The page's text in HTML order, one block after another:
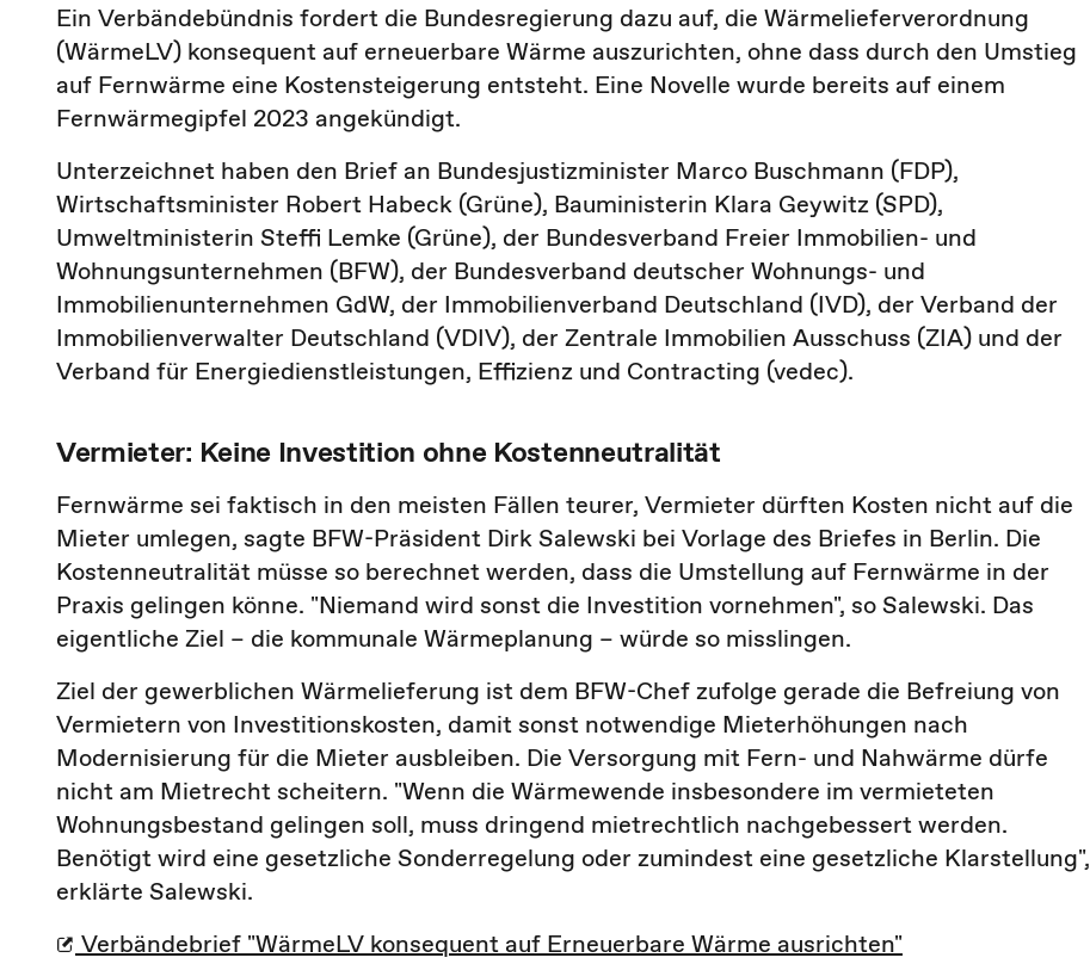
Ein Verbändebündnis fordert die Bundesregierung dazu auf, die Wärmelieferverordnung
(WärmeLV) konsequent auf erneuerbare Wärme auszurichten, ohne dass durch den Umstieg
auf Fernwärme eine Kostensteigerung entsteht. Eine Novelle wurde bereits auf einem
Fernwärmegipfel 2023 angekündigt.
Unterzeichnet haben den Brief an Bundesjustizminister Marco Buschmann (FDP),
Wirtschaftsminister Robert Habeck (Grüne), Bauministerin Klara Geywitz (SPD),
Umweltministerin Steffi Lemke (Grüne), der Bundesverband Freier Immobilien- und
Wohnungsunternehmen (BFW), der Bundesverband deutscher Wohnungs- und
Immobilienunternehmen GdW, der Immobilienverband Deutschland (IVD), der Verband der
Immobilienverwalter Deutschland (VDIV), der Zentrale Immobilien Ausschuss (ZIA) und der
Verband für Energiedienstleistungen, Effizienz und Contracting (vedec).
Vermieter: Keine Investition ohne Kostenneutralität
Fernwärme sei faktisch in den meisten Fällen teurer, Vermieter dürften Kosten nicht auf die
Mieter umlegen, sagte BFW-Präsident Dirk Salewski bei Vorlage des Briefes in Berlin. Die
Kostenneutralität müsse so berechnet werden, dass die Umstellung auf Fernwärme in der
Praxis gelingen könne. "Niemand wird sonst die Investition vornehmen", so Salewski. Das
eigentliche Ziel – die kommunale Wärmeplanung – würde so misslingen.
Ziel der gewerblichen Wärmelieferung ist dem BFW-Chef zufolge gerade die Befreiung von
Vermietern von Investitionskosten, damit sonst notwendige Mieterhöhungen nach
Modernisierung für die Mieter ausbleiben. Die Versorgung mit Fern- und Nahwärme dürfe
nicht am Mietrecht scheitern. "Wenn die Wärmewende insbesondere im vermieteten
Wohnungsbestand gelingen soll, muss dringend mietrechtlich nachgebessert werden.
Benötigt wird eine gesetzliche Sonderregelung oder zumindest eine gesetzliche Klarstellung",
erklärte Salewski.
Verbändebrief "WärmeLV konsequent auf Erneuerbare Wärme ausrichten"